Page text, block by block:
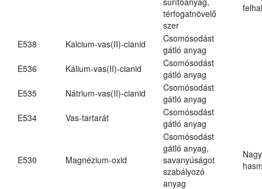
térfogatnövelő
szer
E538 Kalcium-vas(II)-cianid
Csomósodást
gátló anyag
E536
Kálium-vas(II)-cianid
Csomósodást
gátló anyag
E535
Nátrium-vas(II)-cianid
Csomósodást
gátló anyag
E534
Vas-tartarát
Csomósodást
gátló anyag
E530 Magnézium-oxid
Csomósodást
gátló anyag,
savanyúságot
szabályozó
anyag